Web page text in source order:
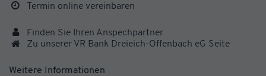
Termin online vereinbaren
Finden Sie Ihren Anspechpartner
Zu unserer VR Bank Dreieich-Offenbach eG Seite
Weitere Informationen